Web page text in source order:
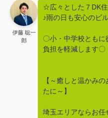
伊藤 聡一
郎
☆広々とした７DK
♪雨の日も安心のビ
〇小・中学校とも
負担を軽減します〇
【～癒しと温かみ
たに～】
埼玉エリアならお任